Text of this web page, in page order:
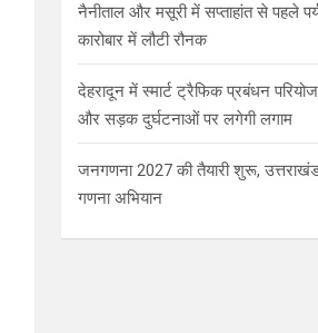
नैनीताल और मसूरी में सप्ताहांत से पहले
कारोबार में लौटी रौनक
देहरादून में स्मार्ट ट्रैफिक प्रबंधन
और सड़क दुर्घटनाओं पर लगेगी लगाम
जनगणना 2027 की तैयारी शुरू,
गणना अभियान